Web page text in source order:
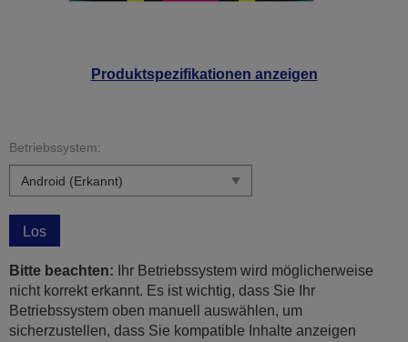
Produktspezifikationen anzeigen
Betriebssystem:
Los
Bitte beachten: Ihr Betriebssystem wird möglicherweise
nicht korrekt erkannt. Es ist wichtig, dass Sie Ihr
Betriebssystem oben manuell auswählen, um
sicherzustellen, dass Sie kompatible Inhalte anzeigen